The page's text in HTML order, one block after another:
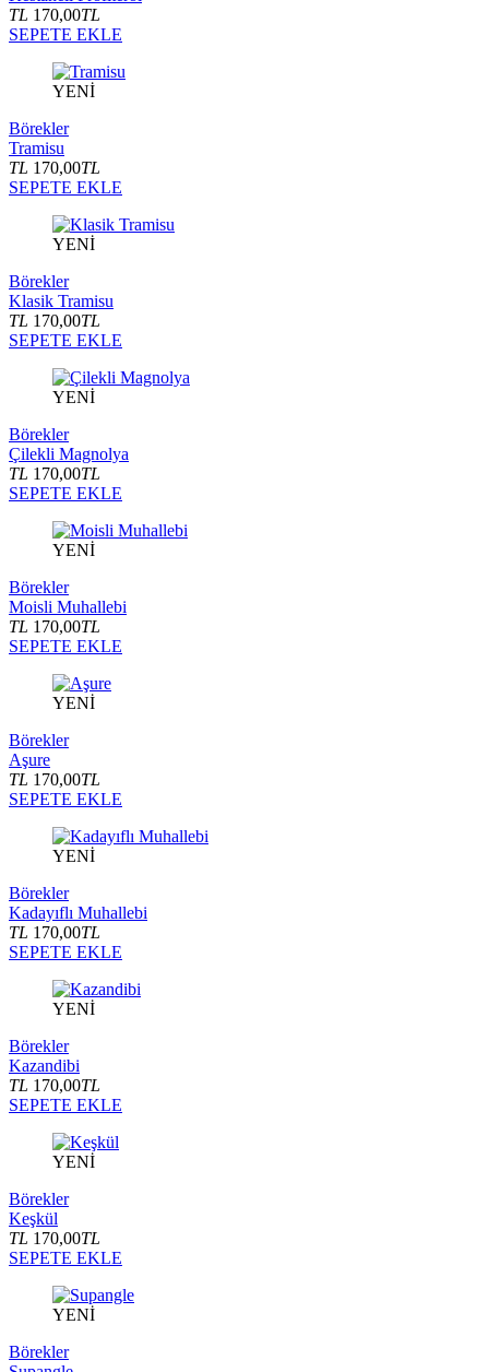
TL 170,00TL
SEPETE EKLE
YENİ
Börekler
Tramisu
TL 170,00TL
SEPETE EKLE
YENİ
Börekler
Klasik Tramisu
TL 170,00TL
SEPETE EKLE
YENİ
Börekler
Çilekli Magnolya
TL 170,00TL
SEPETE EKLE
YENİ
Börekler
Moisli Muhallebi
TL 170,00TL
SEPETE EKLE
YENİ
Börekler
Aşure
TL 170,00TL
SEPETE EKLE
YENİ
Börekler
Kadayıflı Muhallebi
TL 170,00TL
SEPETE EKLE
YENİ
Börekler
Kazandibi
TL 170,00TL
SEPETE EKLE
YENİ
Börekler
Keşkül
TL 170,00TL
SEPETE EKLE
YENİ
Börekler